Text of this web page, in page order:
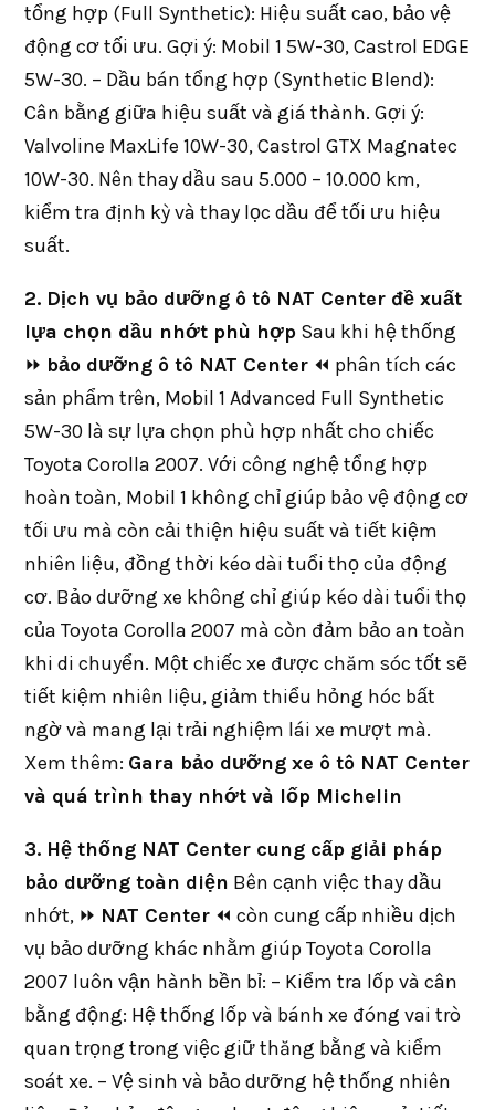
tổng hợp (Full Synthetic): Hiệu suất cao, bảo vệ
động cơ tối ưu. Gợi ý: Mobil 1 5W-30, Castrol EDGE
5W-30. – Dầu bán tổng hợp (Synthetic Blend):
Cân bằng giữa hiệu suất và giá thành. Gợi ý:
Valvoline MaxLife 10W-30, Castrol GTX Magnatec
10W-30. Nên thay dầu sau 5.000 – 10.000 km,
kiểm tra định kỳ và thay lọc dầu để tối ưu hiệu
suất.
2. Dịch vụ bảo dưỡng ô tô NAT Center đề xuất
lựa chọn dầu nhớt phù hợp Sau khi hệ thống
⏩ bảo dưỡng ô tô NAT Center ⏪ phân tích các
sản phẩm trên, Mobil 1 Advanced Full Synthetic
5W-30 là sự lựa chọn phù hợp nhất cho chiếc
Toyota Corolla 2007. Với công nghệ tổng hợp
hoàn toàn, Mobil 1 không chỉ giúp bảo vệ động cơ
tối ưu mà còn cải thiện hiệu suất và tiết kiệm
nhiên liệu, đồng thời kéo dài tuổi thọ của động
cơ. Bảo dưỡng xe không chỉ giúp kéo dài tuổi thọ
của Toyota Corolla 2007 mà còn đảm bảo an toàn
khi di chuyển. Một chiếc xe được chăm sóc tốt sẽ
tiết kiệm nhiên liệu, giảm thiểu hỏng hóc bất
ngờ và mang lại trải nghiệm lái xe mượt mà.
Xem thêm: Gara bảo dưỡng xe ô tô NAT Center
và quá trình thay nhớt và lốp Michelin
3. Hệ thống NAT Center cung cấp giải pháp
bảo dưỡng toàn diện Bên cạnh việc thay dầu
nhớt, ⏩ NAT Center ⏪ còn cung cấp nhiều dịch
vụ bảo dưỡng khác nhằm giúp Toyota Corolla
2007 luôn vận hành bền bỉ: – Kiểm tra lốp và cân
bằng động: Hệ thống lốp và bánh xe đóng vai trò
quan trọng trong việc giữ thăng bằng và kiểm
soát xe. – Vệ sinh và bảo dưỡng hệ thống nhiên